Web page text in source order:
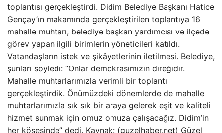
toplantısı gerçekleştirdi. Didim Belediye Başkanı Hatice
Gençay’ın makamında gerçekleştirilen toplantıya 16
mahalle muhtarı, belediye başkan yardımcısı ve ilçede
görev yapan ilgili birimlerin yöneticileri katıldı.
Vatandaşların istek ve şikâyetlerinin iletilmesi. Belediye,
şunları söyledi: “Onlar demokrasimizin direğidir.
Mahalle muhtarlarımızla verimli bir toplantı
gerçekleştirdik. Önümüzdeki dönemlerde de mahalle
muhtarlarımızla sık sık bir araya gelerek eşit ve kaliteli
hizmet sunmak için omuz omuza çalışacağız. Didim’in
her köşesinde” dedi. Kaynak: (guzelhaber.net) Güzel